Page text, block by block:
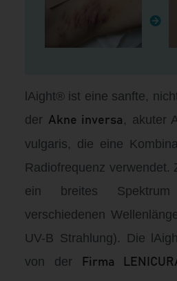
lAight® ist eine sanfte,
der Akne inversa , akuter
vulgaris, die eine
Radiofrequenz verwendet.
ein breites
verschiedenen
UV-B Strahlung). Die lAi
von der
Firma